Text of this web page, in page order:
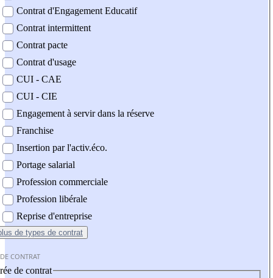
Contrat d'Engagement Educatif
Contrat intermittent
Contrat pacte
Contrat d'usage
CUI - CAE
CUI - CIE
Engagement à servir dans la réserve
Franchise
Insertion par l'activ.éco.
Portage salarial
Profession commerciale
Profession libérale
Reprise d'entreprise
de types de contrat
CONTRAT
de contrat